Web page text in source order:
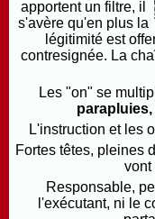
apportent un filtre, il
s'avère qu'en plus la
légitimité est
contresignée. La
Les "on" se
L'instruction et les
Fortes têtes, pleines
vont
Responsable,
l'exécutant, ni le